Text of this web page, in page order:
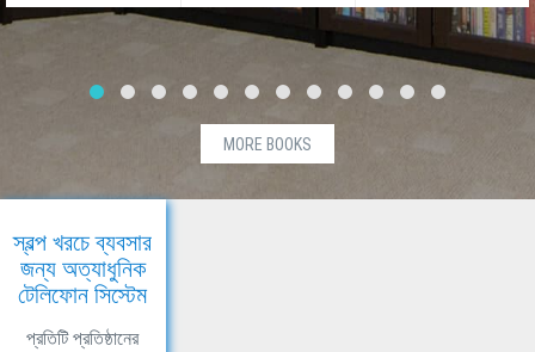
MORE BOOKS
স্বল্প খরচে ব্যবসার
জন্য অত্যাধুনিক
টেলিফোন সিস্টেম
প্রতিটি প্রতিষ্ঠানের